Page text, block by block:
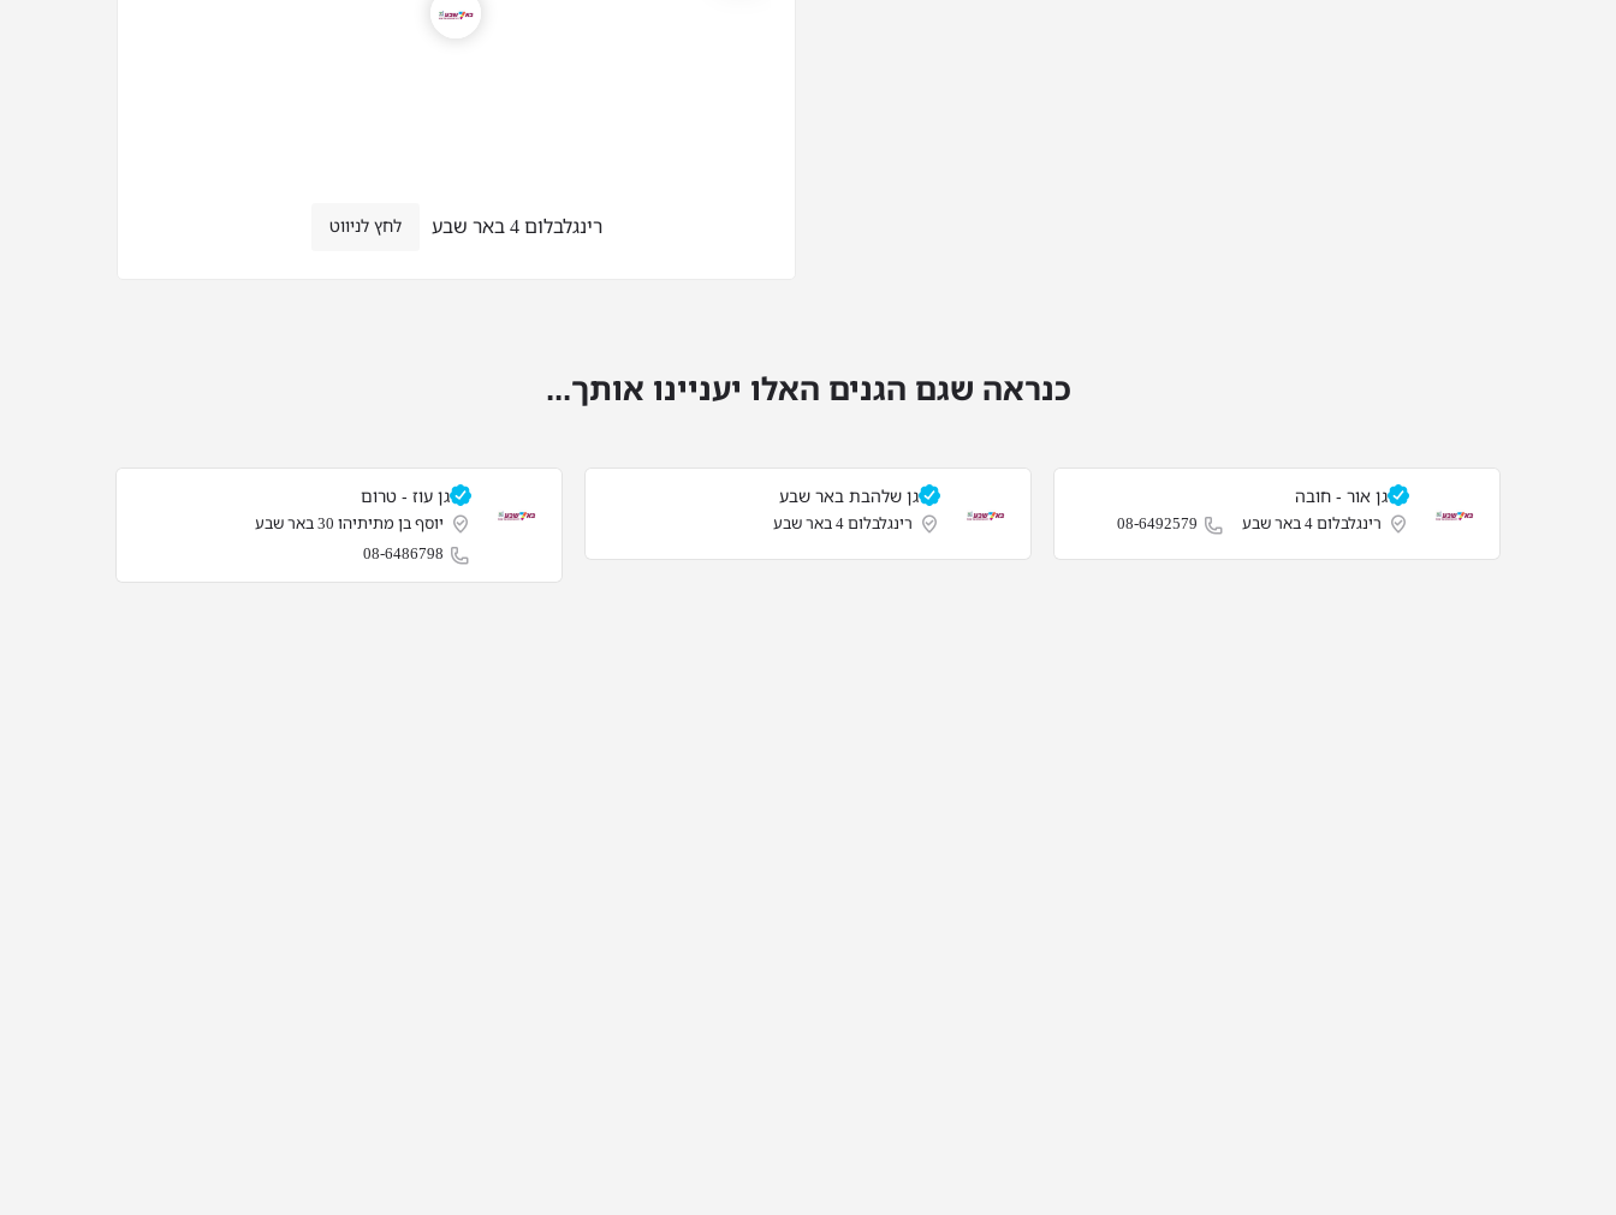
רינגלבלום 4 באר שבע לחץ לניווט
כנראה שגם הגנים האלו יעניינו אותך...
גן אור - חובה
רינגלבלום 4 באר שבע 08-6492579
גן שלהבת באר שבע
רינגלבלום 4 באר שבע
גן עוז - טרום
יוסף בן מתיתיהו 30 באר שבע
08-6486798